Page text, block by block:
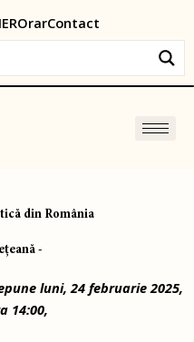
OrarContact
din România
-
luni, 24 februarie 2025,
14:00,